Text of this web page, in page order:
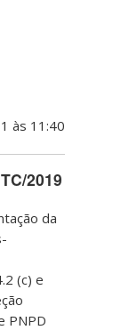
às 11:40
2019
da
(c) e
PNPD